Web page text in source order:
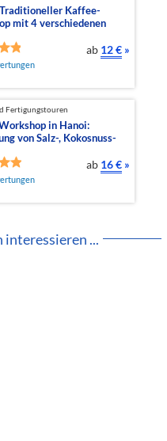
Kaffee-
mit 4 verschiedenen
ab 12 € »
Fertigungstouren
in Hanoi:
von Salz-, Kokosnuss-
ab 16 € »
interessieren ...